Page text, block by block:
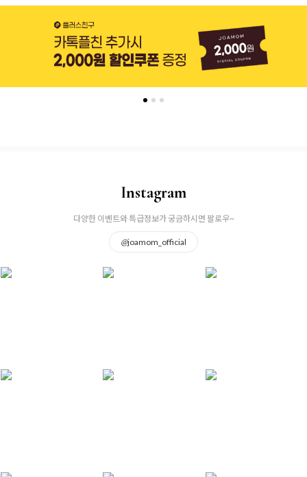
Instagram
다양한 이벤트와 특급정보가 궁금하시면 팔로우~
@joamom_official